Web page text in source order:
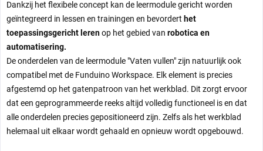
Dankzij het flexibele concept kan de leermodule gericht worden
geïntegreerd in lessen en trainingen en bevordert het
toepassingsgericht lerenop het gebied van robotica en
automatisering.
De onderdelen van de leermodule "Vaten vullen" zijn natuurlijk ook
compatibel met de Funduino Workspace. Elk element is precies
afgestemd op het gatenpatroon van het werkblad. Dit zorgt ervoor
dat een geprogrammeerde reeks altijd volledig functioneel is en dat
alle onderdelen precies gepositioneerd zijn. Zelfs als het werkblad
helemaal uit elkaar wordt gehaald en opnieuw wordt opgebouwd.